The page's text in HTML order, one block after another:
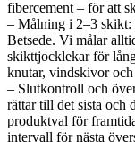
fibercement – för att
– Målning i 2–3 skikt:
Betsede. Vi målar
skikttjocklekar för
knutar, vindskivor och
– Slutkontroll och
rättar till det sista och
produktval för
intervall för nästa